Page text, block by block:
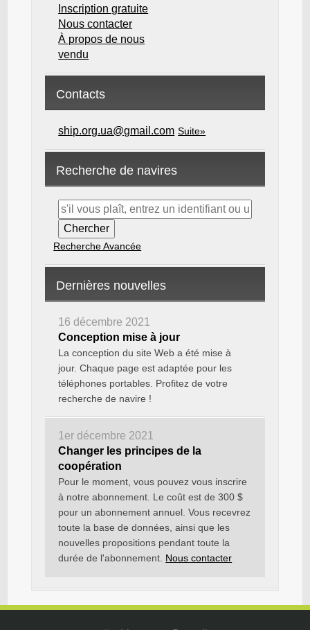
Inscription gratuite
Nous contacter
À propos de nous
vendu
Contacts
ship.org.ua@gmail.com Suite»
Recherche de navires
Recherche Avancée
Dernières nouvelles
16 décembre 2021
Conception mise à jour
La conception du site Web a été mise à
jour. Chaque page est adaptée pour les
téléphones portables. Profitez de votre
recherche de navire !
1er décembre 2021
Changer les principes de la
coopération
Pour le moment, vous pouvez vous inscrire
à notre abonnement. Le coût est de 300 $
pour un abonnement annuel. Vous recevrez
toute la base de données, ainsi que les
nouvelles propositions pendant toute la
durée de l'abonnement. Nous contacter